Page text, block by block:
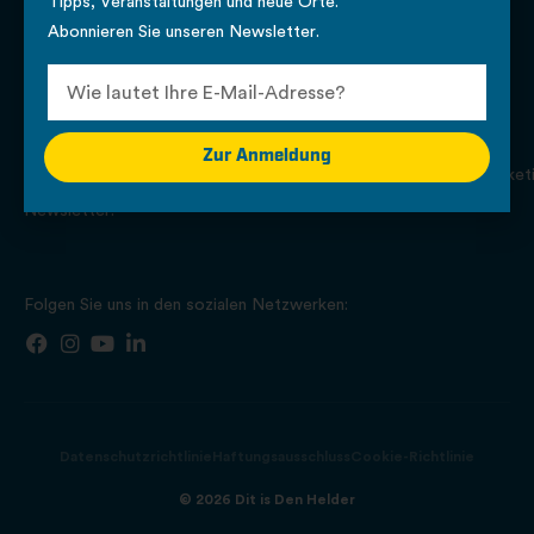
Tipps,
Veranstaltung
en und neue
Orte.
Abonnieren
Sie unseren
Newsletter.
Stellenangebote
Den
Helder'
Folgen Sie uns in den sozialen Netzwerken:
© 2026 Dit is Den Helder
Abonnieren Sie unseren Newsletter.
Zur Anmeldung